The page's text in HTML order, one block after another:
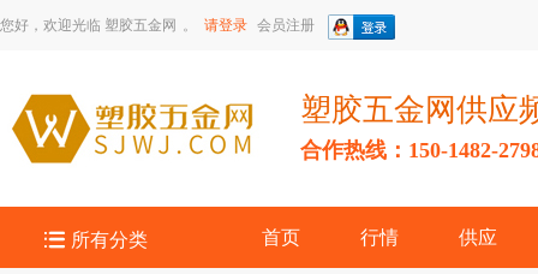
您好，欢迎光临 塑胶五金网 。 请登录 会员注册
塑胶五金网供应
合作热线：150-1482-
 所有分类 首页 行情 供应